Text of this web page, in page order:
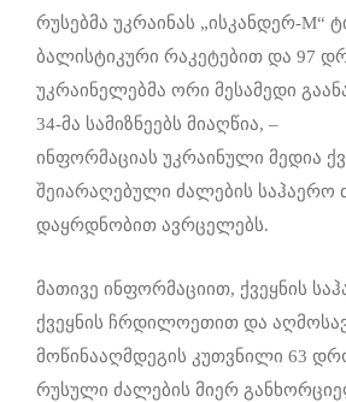
რუსებმა უკრაინას „ისკანდერ-M“
ბალისტიკური რაკეტებით და 97
უკრაინელებმა ორი მესამედი
34-მა სამიზნეებს მიაღწია, –
ინფორმაციას უკრაინული მედია
შეიარაღებული ძალების საჰაერო
დაყრდნობით ავრცელებს.
მათივე ინფორმაციით, ქვეყნის
ქვეყნის ჩრდილოეთით და
მოწინააღმდეგის კუთვნილი 63
რუსული ძალების მიერ